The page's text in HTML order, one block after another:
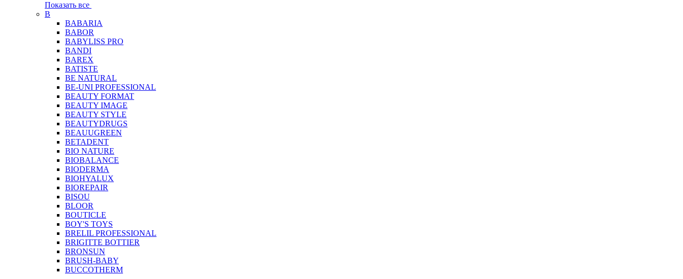
Показать все
B
BABARIA
BABOR
BABYLISS PRO
BANDI
BAREX
BATISTE
BE NATURAL
BE-UNI PROFESSIONAL
BEAUTY FORMAT
BEAUTY IMAGE
BEAUTY STYLE
BEAUTYDRUGS
BEAUUGREEN
BETADENT
BIO NATURE
BIOBALANCE
BIODERMA
BIOHYALUX
BIOREPAIR
BISOU
BLOOR
BOUTICLE
BOY'S TOYS
BRELIL PROFESSIONAL
BRIGITTE BOTTIER
BRONSUN
BRUSH-BABY
BUCCOTHERM